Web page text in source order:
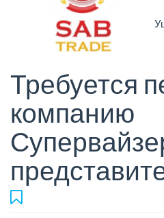
Требуется
компанию